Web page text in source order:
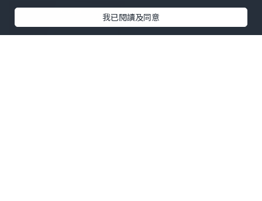
我已閱讀及同意